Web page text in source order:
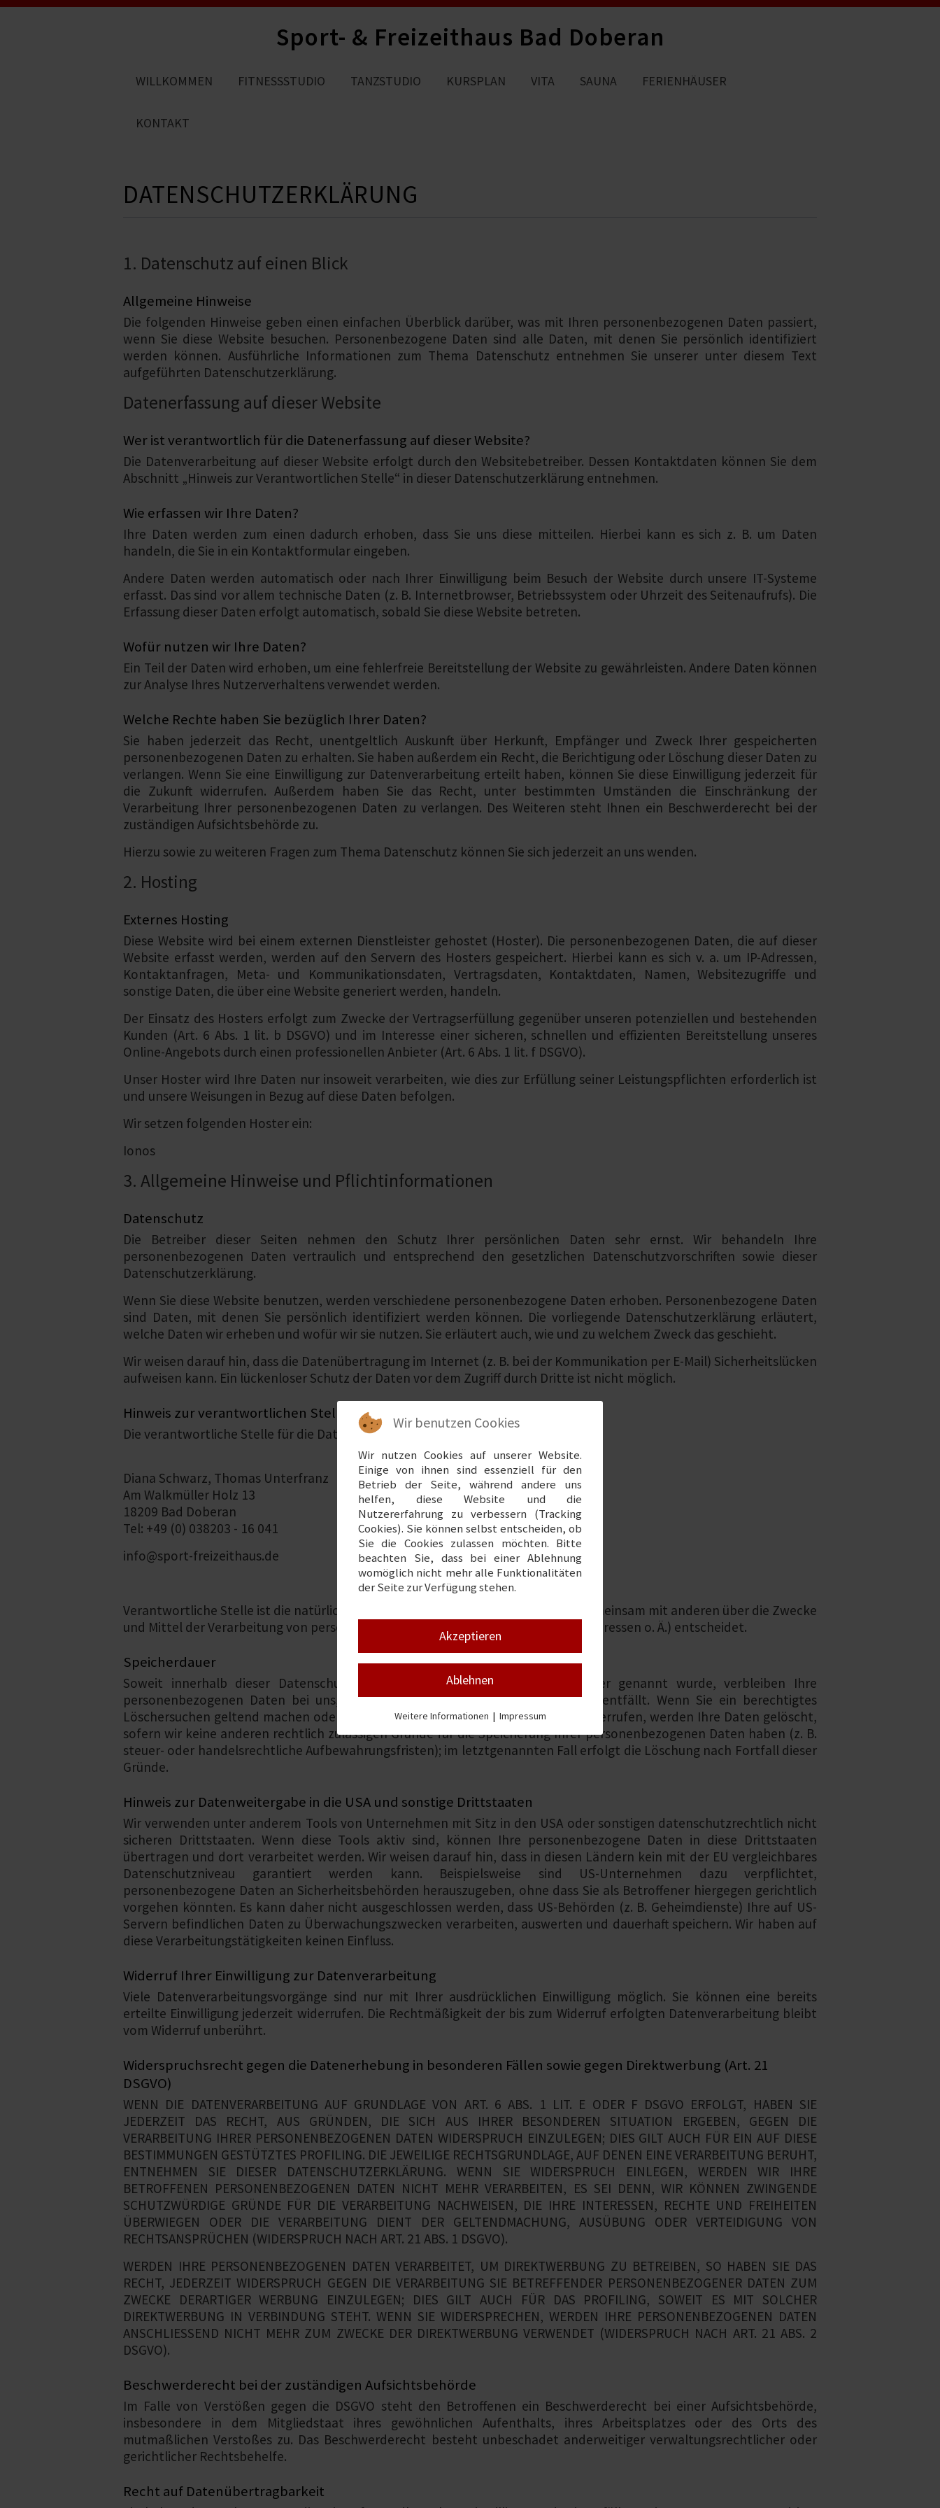
Sport- & Freizeithaus Bad Doberan
WILLKOMMEN FITNESSSTUDIO TANZSTUDIO KURSPLAN VITA SAUNA FERIENHÄUSER
KONTAKT
DATENSCHUTZERKLÄRUNG
1. Datenschutz auf einen Blick
Allgemeine Hinweise
Die folgenden Hinweise geben einen einfachen Überblick darüber, was mit Ihren personenbezogenen Daten passiert,
wenn Sie diese Website besuchen. Personenbezogene Daten sind alle Daten, mit denen Sie persönlich identifiziert
werden können. Ausführliche Informationen zum Thema Datenschutz entnehmen Sie unserer unter diesem Text
aufgeführten Datenschutzerklärung.
Datenerfassung auf dieser Website
Wer ist verantwortlich für die Datenerfassung auf dieser Website?
Die Datenverarbeitung auf dieser Website erfolgt durch den Websitebetreiber. Dessen Kontaktdaten können Sie dem
Abschnitt „Hinweis zur Verantwortlichen Stelle“ in dieser Datenschutzerklärung entnehmen.
Wie erfassen wir Ihre Daten?
Ihre Daten werden zum einen dadurch erhoben, dass Sie uns diese mitteilen. Hierbei kann es sich z. B. um Daten
handeln, die Sie in ein Kontaktformular eingeben.
Andere Daten werden automatisch oder nach Ihrer Einwilligung beim Besuch der Website durch unsere IT-Systeme
erfasst. Das sind vor allem technische Daten (z. B. Internetbrowser, Betriebssystem oder Uhrzeit des Seitenaufrufs). Die
Erfassung dieser Daten erfolgt automatisch, sobald Sie diese Website betreten.
Wofür nutzen wir Ihre Daten?
Ein Teil der Daten wird erhoben, um eine fehlerfreie Bereitstellung der Website zu gewährleisten. Andere Daten können
zur Analyse Ihres Nutzerverhaltens verwendet werden.
Welche Rechte haben Sie bezüglich Ihrer Daten?
Sie haben jederzeit das Recht, unentgeltlich Auskunft über Herkunft, Empfänger und Zweck Ihrer gespeicherten
personenbezogenen Daten zu erhalten. Sie haben außerdem ein Recht, die Berichtigung oder Löschung dieser Daten zu
verlangen. Wenn Sie eine Einwilligung zur Datenverarbeitung erteilt haben, können Sie diese Einwilligung jederzeit für
die Zukunft widerrufen. Außerdem haben Sie das Recht, unter bestimmten Umständen die Einschränkung der
Verarbeitung Ihrer personenbezogenen Daten zu verlangen. Des Weiteren steht Ihnen ein Beschwerderecht bei der
zuständigen Aufsichtsbehörde zu.
Hierzu sowie zu weiteren Fragen zum Thema Datenschutz können Sie sich jederzeit an uns wenden.
2. Hosting
Externes Hosting
Diese Website wird bei einem externen Dienstleister gehostet (Hoster). Die personenbezogenen Daten, die auf dieser
Website erfasst werden, werden auf den Servern des Hosters gespeichert. Hierbei kann es sich v. a. um IP-Adressen,
Kontaktanfragen, Meta- und Kommunikationsdaten, Vertragsdaten, Kontaktdaten, Namen, Websitezugriffe und
sonstige Daten, die über eine Website generiert werden, handeln.
Der Einsatz des Hosters erfolgt zum Zwecke der Vertragserfüllung gegenüber unseren potenziellen und bestehenden
Kunden (Art. 6 Abs. 1 lit. b DSGVO) und im Interesse einer sicheren, schnellen und effizienten Bereitstellung unseres
Online-Angebots durch einen professionellen Anbieter (Art. 6 Abs. 1 lit. f DSGVO).
Unser Hoster wird Ihre Daten nur insoweit verarbeiten, wie dies zur Erfüllung seiner Leistungspflichten erforderlich ist
und unsere Weisungen in Bezug auf diese Daten befolgen.
Wir setzen folgenden Hoster ein:
Ionos
3. Allgemeine Hinweise und Pflicht­informationen
Datenschutz
Die Betreiber dieser Seiten nehmen den Schutz Ihrer persönlichen Daten sehr ernst. Wir behandeln Ihre
personenbezogenen Daten vertraulich und entsprechend den gesetzlichen Datenschutzvorschriften sowie dieser
Datenschutzerklärung.
Wenn Sie diese Website benutzen, werden verschiedene personenbezogene Daten erhoben. Personenbezogene Daten
sind Daten, mit denen Sie persönlich identifiziert werden können. Die vorliegende Datenschutzerklärung erläutert,
welche Daten wir erheben und wofür wir sie nutzen. Sie erläutert auch, wie und zu welchem Zweck das geschieht.
Wir weisen darauf hin, dass die Datenübertragung im Internet (z. B. bei der Kommunikation per E-Mail) Sicherheitslücken
aufweisen kann. Ein lückenloser Schutz der Daten vor dem Zugriff durch Dritte ist nicht möglich.
Hinweis zur verantwortlichen Stelle
Die verantwortliche Stelle für die Datenverarbeitung auf dieser Website ist:
Diana Schwarz, Thomas Unterfranz
Am Walkmüller Holz 13
18209 Bad Doberan
Tel: +49 (0) 038203 - 16 041
info@sport-freizeithaus.de
Verantwortliche Stelle ist die natürliche oder juristische Person, die allein oder gemeinsam mit anderen über die Zwecke
und Mittel der Verarbeitung von personenbezogenen Daten (z. B. Namen, E-Mail-Adressen o. Ä.) entscheidet.
Speicherdauer
Soweit innerhalb dieser Datenschutzerklärung keine speziellere Speicherdauer genannt wurde, verbleiben Ihre
personenbezogenen Daten bei uns, bis der Zweck für die Datenverarbeitung entfällt. Wenn Sie ein berechtigtes
Löschersuchen geltend machen oder eine Einwilligung zur Datenverarbeitung widerrufen, werden Ihre Daten gelöscht,
sofern wir keine anderen rechtlich zulässigen Gründe für die Speicherung Ihrer personenbezogenen Daten haben (z. B.
steuer- oder handelsrechtliche Aufbewahrungsfristen); im letztgenannten Fall erfolgt die Löschung nach Fortfall dieser
Gründe.
Hinweis zur Datenweitergabe in die USA und sonstige Drittstaaten
Wir verwenden unter anderem Tools von Unternehmen mit Sitz in den USA oder sonstigen datenschutzrechtlich nicht
sicheren Drittstaaten. Wenn diese Tools aktiv sind, können Ihre personenbezogene Daten in diese Drittstaaten
übertragen und dort verarbeitet werden. Wir weisen darauf hin, dass in diesen Ländern kein mit der EU vergleichbares
Datenschutzniveau garantiert werden kann. Beispielsweise sind US-Unternehmen dazu verpflichtet,
personenbezogene Daten an Sicherheitsbehörden herauszugeben, ohne dass Sie als Betroffener hiergegen gerichtlich
vorgehen könnten. Es kann daher nicht ausgeschlossen werden, dass US-Behörden (z. B. Geheimdienste) Ihre auf US-
Servern befindlichen Daten zu Überwachungszwecken verarbeiten, auswerten und dauerhaft speichern. Wir haben auf
diese Verarbeitungstätigkeiten keinen Einfluss.
Widerruf Ihrer Einwilligung zur Datenverarbeitung
Viele Datenverarbeitungsvorgänge sind nur mit Ihrer ausdrücklichen Einwilligung möglich. Sie können eine bereits
erteilte Einwilligung jederzeit widerrufen. Die Rechtmäßigkeit der bis zum Widerruf erfolgten Datenverarbeitung bleibt
vom Widerruf unberührt.
Widerspruchsrecht gegen die Datenerhebung in besonderen Fällen sowie gegen Direktwerbung (Art. 21
DSGVO)
WENN DIE DATENVERARBEITUNG AUF GRUNDLAGE VON ART. 6 ABS. 1 LIT. E ODER F DSGVO ERFOLGT, HABEN SIE
JEDERZEIT DAS RECHT, AUS GRÜNDEN, DIE SICH AUS IHRER BESONDEREN SITUATION ERGEBEN, GEGEN DIE
VERARBEITUNG IHRER PERSONENBEZOGENEN DATEN WIDERSPRUCH EINZULEGEN; DIES GILT AUCH FÜR EIN AUF DIESE
BESTIMMUNGEN GESTÜTZTES PROFILING. DIE JEWEILIGE RECHTSGRUNDLAGE, AUF DENEN EINE VERARBEITUNG BERUHT,
ENTNEHMEN SIE DIESER DATENSCHUTZERKLÄRUNG. WENN SIE WIDERSPRUCH EINLEGEN, WERDEN WIR IHRE
BETROFFENEN PERSONENBEZOGENEN DATEN NICHT MEHR VERARBEITEN, ES SEI DENN, WIR KÖNNEN ZWINGENDE
SCHUTZWÜRDIGE GRÜNDE FÜR DIE VERARBEITUNG NACHWEISEN, DIE IHRE INTERESSEN, RECHTE UND FREIHEITEN
ÜBERWIEGEN ODER DIE VERARBEITUNG DIENT DER GELTENDMACHUNG, AUSÜBUNG ODER VERTEIDIGUNG VON
RECHTSANSPRÜCHEN (WIDERSPRUCH NACH ART. 21 ABS. 1 DSGVO).
WERDEN IHRE PERSONENBEZOGENEN DATEN VERARBEITET, UM DIREKTWERBUNG ZU BETREIBEN, SO HABEN SIE DAS
RECHT, JEDERZEIT WIDERSPRUCH GEGEN DIE VERARBEITUNG SIE BETREFFENDER PERSONENBEZOGENER DATEN ZUM
ZWECKE DERARTIGER WERBUNG EINZULEGEN; DIES GILT AUCH FÜR DAS PROFILING, SOWEIT ES MIT SOLCHER
DIREKTWERBUNG IN VERBINDUNG STEHT. WENN SIE WIDERSPRECHEN, WERDEN IHRE PERSONENBEZOGENEN DATEN
ANSCHLIESSEND NICHT MEHR ZUM ZWECKE DER DIREKTWERBUNG VERWENDET (WIDERSPRUCH NACH ART. 21 ABS. 2
DSGVO).
Beschwerde­recht bei der zuständigen Aufsichts­behörde
Im Falle von Verstößen gegen die DSGVO steht den Betroffenen ein Beschwerderecht bei einer Aufsichtsbehörde,
insbesondere in dem Mitgliedstaat ihres gewöhnlichen Aufenthalts, ihres Arbeitsplatzes oder des Orts des
mutmaßlichen Verstoßes zu. Das Beschwerderecht besteht unbeschadet anderweitiger verwaltungsrechtlicher oder
gerichtlicher Rechtsbehelfe.
Recht auf Daten­übertrag­barkeit
Wir benutzen Cookies
Wir nutzen Cookies auf unserer Website.
Einige von ihnen sind essenziell für den
Betrieb der Seite, während andere uns
helfen, diese Website und die
Nutzererfahrung zu verbessern (Tracking
Cookies). Sie können selbst entscheiden, ob
Sie die Cookies zulassen möchten. Bitte
beachten Sie, dass bei einer Ablehnung
womöglich nicht mehr alle Funktionalitäten
der Seite zur Verfügung stehen.
Akzeptieren
Ablehnen
Weitere Informationen | Impressum